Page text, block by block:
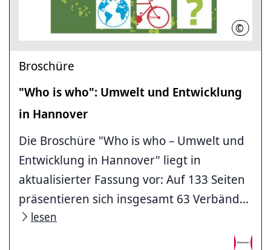
© LHH
Broschüre
"Who is who": Umwelt und Entwicklung
in Hannover
Die Broschüre "Who is who – Umwelt und
Entwicklung in Hannover" liegt in
aktualisierter Fassung vor: Auf 133 Seiten
präsentieren sich insgesamt 63 Verbänd...
lesen